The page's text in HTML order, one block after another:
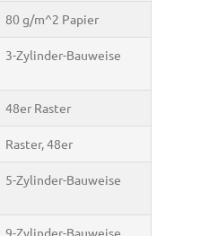
80 g/m^2 Papier
3-Zylinder-Bauweise
48er Raster
Raster, 48er
5-Zylinder-Bauweise
9-Zylinder-Bauweise